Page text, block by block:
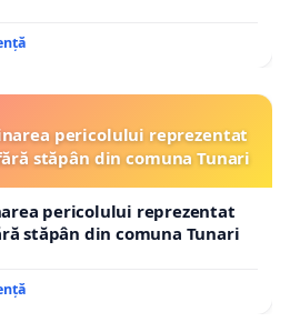
pericolului reprezentat
stăpân din comuna Tunari
pericolului reprezentat
stăpân din comuna Tunari